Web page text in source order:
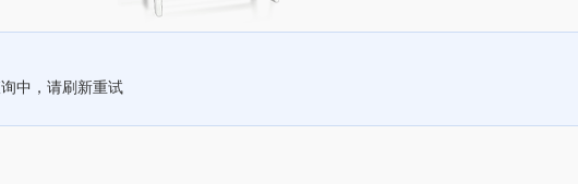
中，请刷新重试